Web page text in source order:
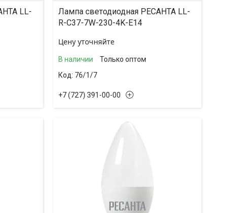
LL-
Лампа светодиодная РЕСАНТА LL-
R-C37-7W-230-4K-E14
Цену уточняйте
В наличии
Только оптом
76/1/7
+7 (727) 391-00-00